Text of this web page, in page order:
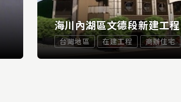
海川內湖區文德段新建工程
台灣地區 在建工程 商辦住宅